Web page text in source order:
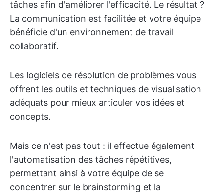
tâches afin d'améliorer l'efficacité. Le résultat ?
La communication est facilitée et votre équipe
bénéficie d'un environnement de travail
collaboratif.
Les logiciels de résolution de problèmes vous
offrent les outils et techniques de visualisation
adéquats pour mieux articuler vos idées et
concepts.
Mais ce n'est pas tout : il effectue également
l'automatisation des tâches répétitives,
permettant ainsi à votre équipe de se
concentrer sur le brainstorming et la